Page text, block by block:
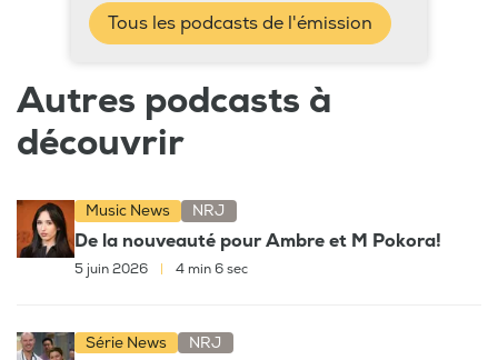
Tous les podcasts de l'émission
Autres podcasts à
découvrir
Music News NRJ
De la nouveauté pour Ambre et M Pokora!
5 juin 2026 4 min 6 sec
Série News NRJ